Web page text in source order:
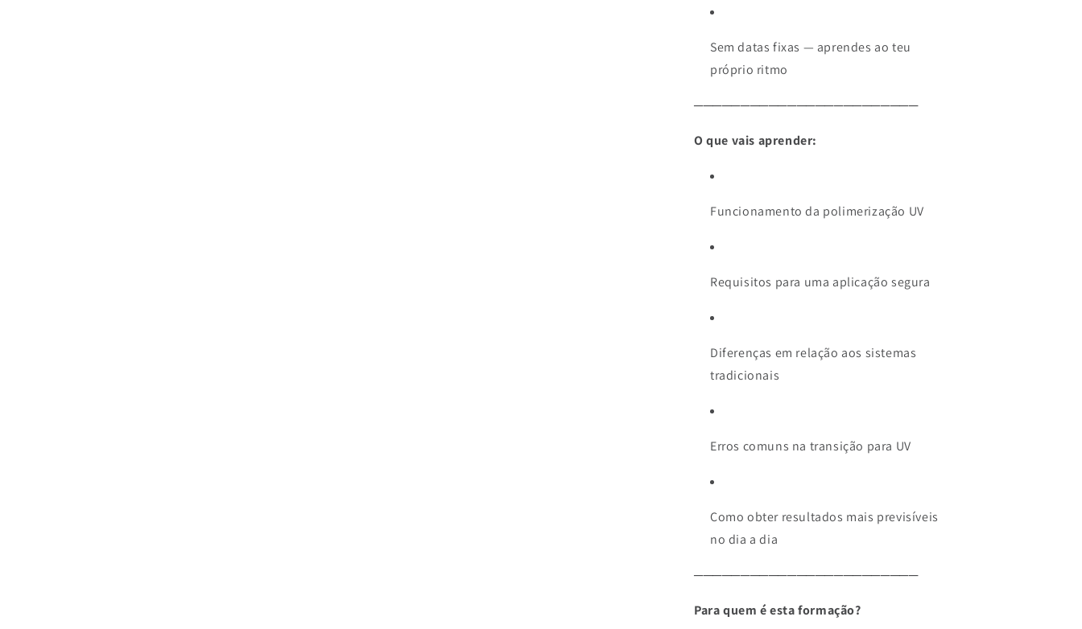
Sem datas fixas — aprendes ao teu
próprio ritmo
────────────────────────
O que vais aprender:
Funcionamento da polimerização UV
Requisitos para uma aplicação segura
Diferenças em relação aos sistemas
tradicionais
Erros comuns na transição para UV
Como obter resultados mais previsíveis
no dia a dia
────────────────────────
Para quem é esta formação?